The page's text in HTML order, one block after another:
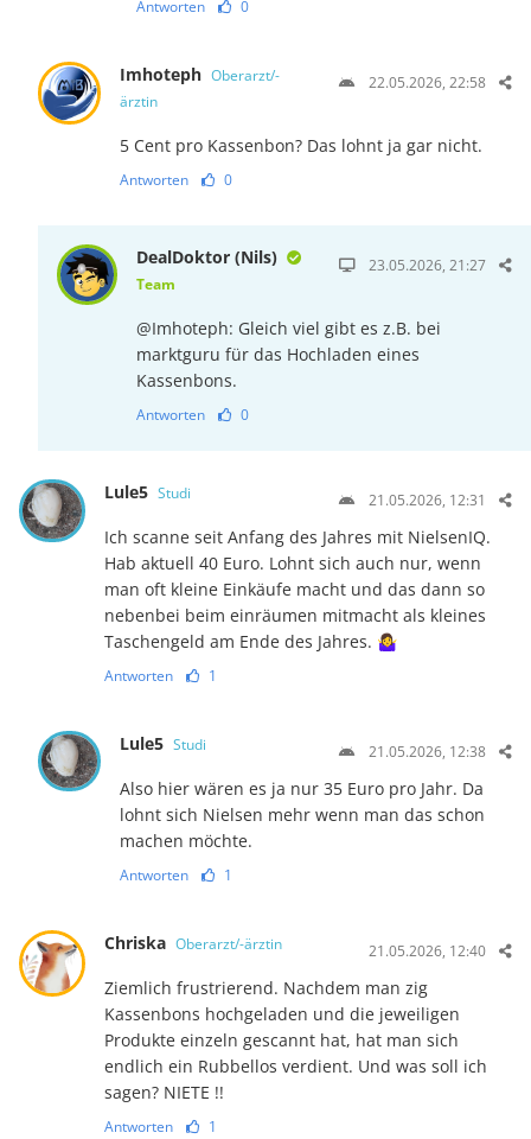
Antworten 0
Imhoteph Oberarzt/-
ärztin
22.05.2026, 22:58
5 Cent pro Kassenbon? Das lohnt ja gar nicht.
Antworten 0
DealDoktor (Nils)
Team
23.05.2026, 21:27
@Imhoteph: Gleich viel gibt es z.B. bei
marktguru für das Hochladen eines
Kassenbons.
Antworten 0
Lule5 Studi 21.05.2026, 12:31
Ich scanne seit Anfang des Jahres mit NielsenIQ.
Hab aktuell 40 Euro. Lohnt sich auch nur, wenn
man oft kleine Einkäufe macht und das dann so
nebenbei beim einräumen mitmacht als kleines
Taschengeld am Ende des Jahres. 🤷‍♀️
Antworten 1
Lule5 Studi 21.05.2026, 12:38
Also hier wären es ja nur 35 Euro pro Jahr. Da
lohnt sich Nielsen mehr wenn man das schon
machen möchte.
Antworten 1
Chriska Oberarzt/-ärztin 21.05.2026, 12:40
Ziemlich frustrierend. Nachdem man zig
Kassenbons hochgeladen und die jeweiligen
Produkte einzeln gescannt hat, hat man sich
endlich ein Rubbellos verdient. Und was soll ich
sagen? NIETE !!
Antworten 1